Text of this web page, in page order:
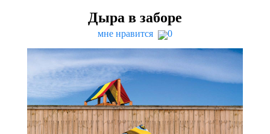
Дыра в заборе
мне нравится 0